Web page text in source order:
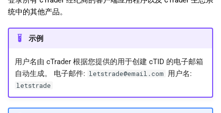
Русский
统中的其他产品。
示例
用户名由 cTrader 根据您提供的用于创建 cTID 的电子邮箱
自动生成。 电子邮件: letstrade@email.com 用户名:
letstrade